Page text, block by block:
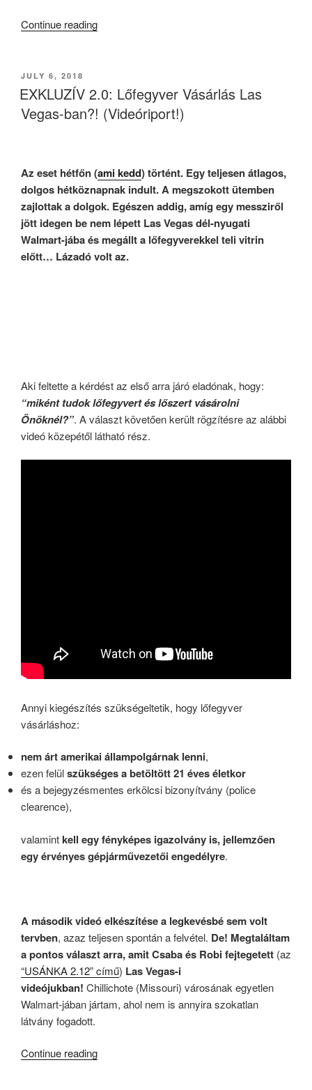
Continue reading“Magyar
És
A
Poutine”
POSTED
ON
JULY 6, 2018
EXKLUZÍV 2.0: Lőfegyver Vásárlás Las
Vegas-ban?! (Videóriport!)
Az eset hétfőn (ami kedd) történt. Egy teljesen átlagos,
dolgos hétköznapnak indult. A megszokott ütemben
zajlottak a dolgok. Egészen addig, amíg egy messziről
jött idegen be nem lépett Las Vegas dél-nyugati
Walmart-jába és megállt a lőfegyverekkel teli vitrin
előtt… Lázadó volt az.
Aki feltette a kérdést az első arra járó eladónak, hogy:
“miként tudok lőfegyvert és lőszert vásárolni
Önöknél?”. A választ követően került rögzítésre az alábbi
videó közepétől látható rész.
Annyi kiegészítés szükségeltetik, hogy lőfegyver
vásárláshoz:
nem árt amerikai állampolgárnak lenni,
ezen felülszükséges a betöltött 21 éves életkor
és a bejegyzésmentes erkölcsi bizonyítvány (police
clearence),
valamintkell egy fényképes igazolvány is, jellemzően
egy érvényes gépjárművezetői engedélyre.
A második videó elkészítése a legkevésbé sem volt
tervben, azaz teljesen spontán a felvétel. De! Megtaláltam
a pontos választ arra, amit Csaba és Robi fejtegetett (az
“USÁNKA 2.12” című) Las Vegas-i
videójukban! Chillichote (Missouri) városának egyetlen
Walmart-jában jártam, ahol nem is annyira szokatlan
látvány fogadott.
Continue reading“EXKLUZÍV